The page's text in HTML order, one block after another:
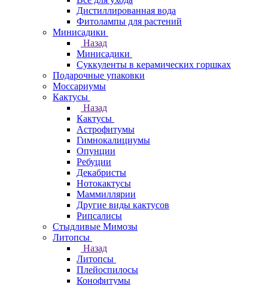
Дистиллированная вода
Фитолампы для растений
Минисадики
Назад
Минисадики
Суккуленты в керамических горшках
Подарочные упаковки
Моссариумы
Кактусы
Назад
Кактусы
Астрофитумы
Гимнокалициумы
Опунции
Ребуции
Декабристы
Нотокактусы
Маммиллярии
Другие виды кактусов
Рипсалисы
Стыдливые Мимозы
Литопсы
Назад
Литопсы
Плейоспилосы
Конофитумы